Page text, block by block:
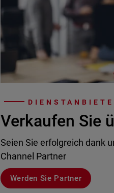
Verkaufen Sie
Seien Sie erfolgreich dank
Channel Partner
Werden Sie Partner